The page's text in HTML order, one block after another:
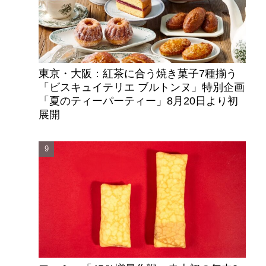
東京・大阪：紅茶に合う焼き菓子7種揃う
「ビスキュイテリエ ブルトンヌ」特別企画
「夏のティーパーティー」8月20日より初
展開